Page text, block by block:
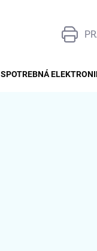
SPOTREBNÁ